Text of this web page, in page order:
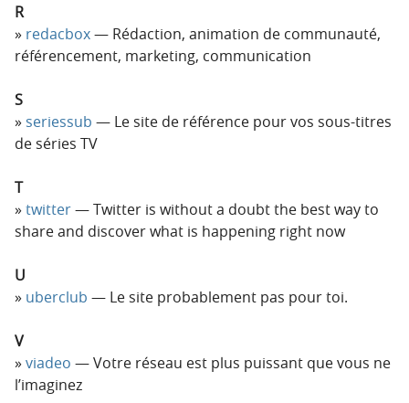
R
redacbox— Rédaction, animation de communauté,
référencement, marketing, communication
S
seriessub — Le site de référence pour vos sous-titres
de séries TV
T
twitter— Twitter is without a doubt the best way to
share and discover what is happening right now
U
uberclub — Le site probablement pas pour toi.
V
viadeo — Votre réseau est plus puissant que vous ne
l’imaginez